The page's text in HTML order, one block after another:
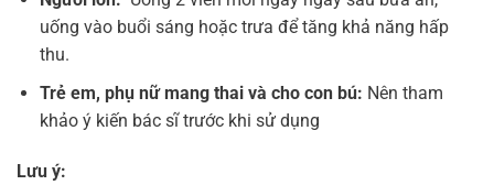
uống vào buổi sáng hoặc trưa để tăng khả năng hấp
thu.
Trẻ em, phụ nữ mang thai và cho con bú: Nên tham
khảo ý kiến bác sĩ trước khi sử dụng
Lưu ý: